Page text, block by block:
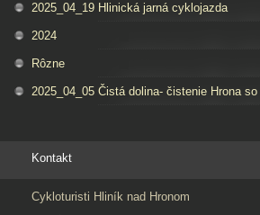
2025_04_19 Hlinická jarná cyklojazda
2024
Rôzne
2025_04_05 Čistá dolina- čistenie Hrona
Kontakt
Cykloturisti Hliník nad Hronom